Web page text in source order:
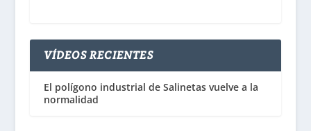
VÍDEOS RECIENTES
El polígono industrial de Salinetas vuelve a la
normalidad